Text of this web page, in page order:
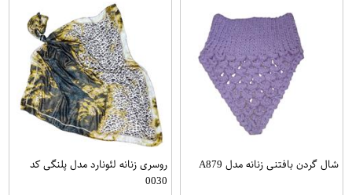
شال گردن بافتنی زنانه مدل A879
روسری زنانه لئونارد مدل پلنگی کد
0030